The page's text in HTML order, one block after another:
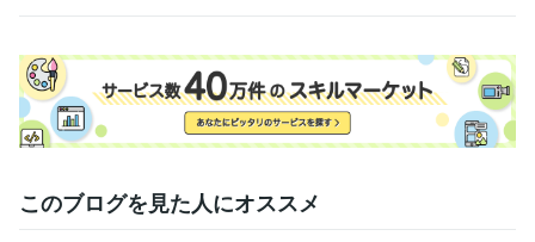
占い 霊感タロット・姓名判断・ヒーリング
このブログを見た人にオススメ